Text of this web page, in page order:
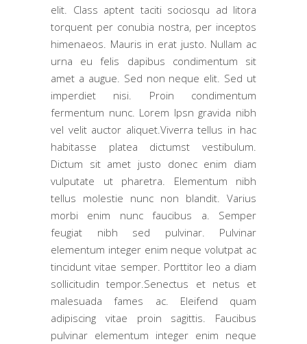
elit. Class aptent taciti sociosqu ad litora
torquent per conubia nostra, per inceptos
himenaeos. Mauris in erat justo. Nullam ac
urna eu felis dapibus condimentum sit
amet a augue. Sed non neque elit. Sed ut
imperdiet nisi. Proin condimentum
fermentum nunc. Lorem Ipsn gravida nibh
vel velit auctor aliquet.Viverra tellus in hac
habitasse platea dictumst vestibulum.
Dictum sit amet justo donec enim diam
vulputate ut pharetra. Elementum nibh
tellus molestie nunc non blandit. Varius
morbi enim nunc faucibus a. Semper
feugiat nibh sed pulvinar. Pulvinar
elementum integer enim neque volutpat ac
tincidunt vitae semper. Porttitor leo a diam
sollicitudin tempor.Senectus et netus et
malesuada fames ac. Eleifend quam
adipiscing vitae proin sagittis. Faucibus
pulvinar elementum integer enim neque